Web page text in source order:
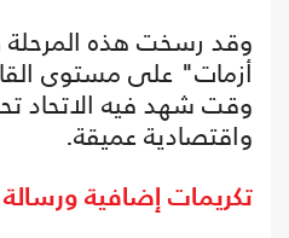
وقد رسخت هذه المرحلة
أزمات" على مستوى
وقت شهد فيه الاتحاد
واقتصادية عميقة.
تكريمات إضافية